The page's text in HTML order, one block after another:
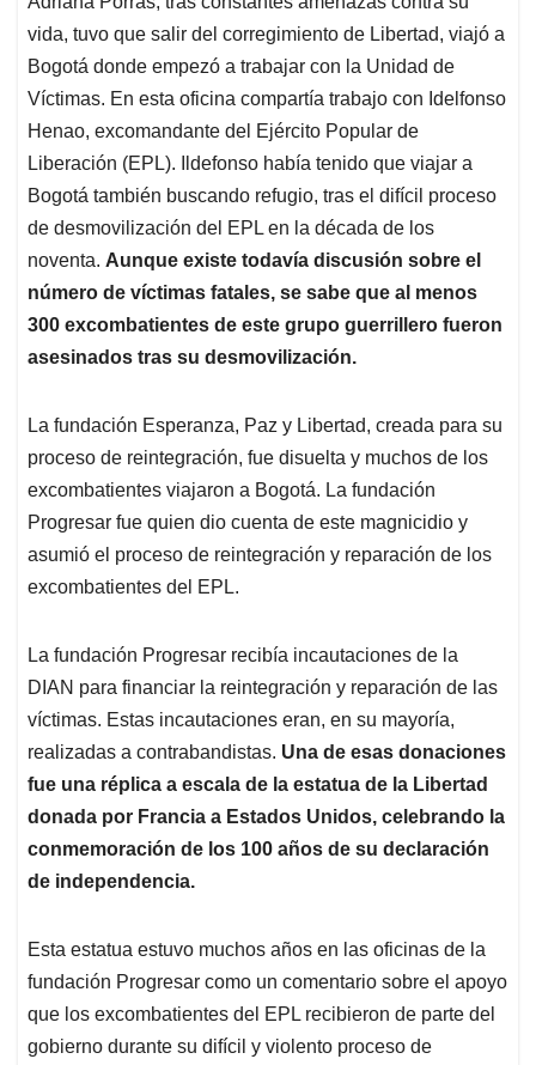
vida, tuvo que salir del corregimiento de Libertad, viajó a
Bogotá donde empezó a trabajar con la Unidad de
Víctimas. En esta oficina compartía trabajo con Idelfonso
Henao, excomandante del Ejército Popular de
Liberación (EPL). Ildefonso había tenido que viajar a
Bogotá también buscando refugio, tras el difícil proceso
de desmovilización del EPL en la década de los
noventa. Aunque existe todavía discusión sobre el
número de víctimas fatales, se sabe que al menos
300 excombatientes de este grupo guerrillero fueron
asesinados tras su desmovilización.
La fundación Esperanza, Paz y Libertad, creada para su
proceso de reintegración, fue disuelta y muchos de los
excombatientes viajaron a Bogotá. La fundación
Progresar fue quien dio cuenta de este magnicidio y
asumió el proceso de reintegración y reparación de los
excombatientes del EPL.
La fundación Progresar recibía incautaciones de la
DIAN para financiar la reintegración y reparación de las
víctimas. Estas incautaciones eran, en su mayoría,
realizadas a contrabandistas. Una de esas donaciones
fue una réplica a escala de la estatua de la Libertad
donada por Francia a Estados Unidos, celebrando la
conmemoración de los 100 años de su declaración
de independencia.
Esta estatua estuvo muchos años en las oficinas de la
fundación Progresar como un comentario sobre el apoyo
que los excombatientes del EPL recibieron de parte del
gobierno durante su difícil y violento proceso de